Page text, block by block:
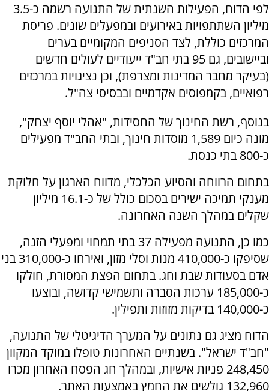
לפי הדוח, הפעילות השנתית של התנועה רשמה כ-3.5
מיליון השתתפויות באירועים ובמפעלים שונים. פריסת
המרכזים כוללת, לצד הסניפים המקומיים בערים
וביישובים, גם 95 בתי חב"ד ייעודיים לעולים חדשים
(בעיקר מחבר המדינות ומצרפת), וכן נציגויות במרכזים
רפואיים, בקמפוסים אקדמיים ובבסיסי צה"ל.
בנוסף, רשת החינוך של החסידות, "אהלי יוסף יצחק",
מונה כיום 1,589 מוסדות חינוך, ובתי החב"ד מפעילים
כ-800 בתי כנסת.
בתחום הרווחה והסיוע הכלכלי, מדווח הארגון על חלוקת
מענקי תמיכה ישירים בסכום כולל של כ-16.1 מיליון
שקלים במהלך השנה האחרונה.
כמו כן, התנועה מפעילה 37 בתי תמחוי ומפעלי הזנה,
שסיפקו כ-410,000 מנות וסלי מזון, ואירחו כ-310,000 בני
אדם בסעודות שבת וחג. בתחום הפצת המסורת, חולקו
כ-185,000 ערכות הסברה ותשמישי קדושה, ובוצעו
כ-140,000 בדיקות מזוזות ותפילין.
הדוח מציג גם נתונים על המערך הדיגיטלי של התנועה,
"חב"ד ישראל". בשנתיים האחרונות טופלו במוקד המקוון
248,450 פניות אישיות, ובמהלך חג הפסח האחרון מכרו
132,960 גולשים את החמץ באמצעות האתר.